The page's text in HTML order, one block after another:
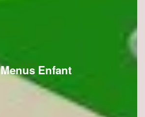
Menus Enfant